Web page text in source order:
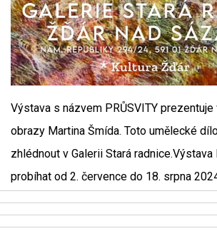
Výstava s názvem PRŮSVITY
obrazy Martina Šmída. Toto umělecké
zhlédnout v Galerii Stará radnice.Výstava
probíhat od 2. července do 18. srpna